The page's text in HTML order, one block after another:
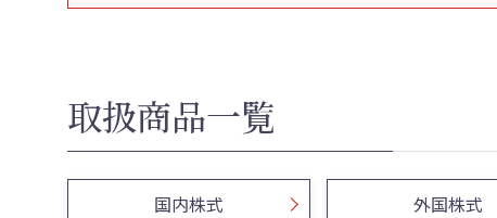
取扱商品一覧
国内株式 外国株式